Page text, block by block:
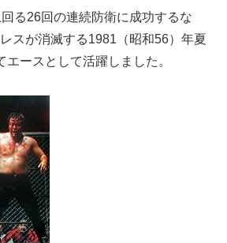
る26回の連続防衛に成功するな
スが消滅する1981（昭和56）年夏
エースとして活躍しました。